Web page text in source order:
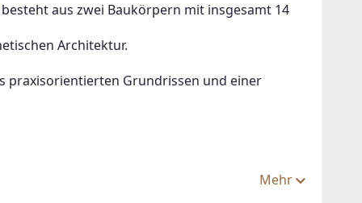
aus zwei Baukörpern mit insgesamt 14
Architektur.
praxisorientierten Grundrissen und einer
Mehr